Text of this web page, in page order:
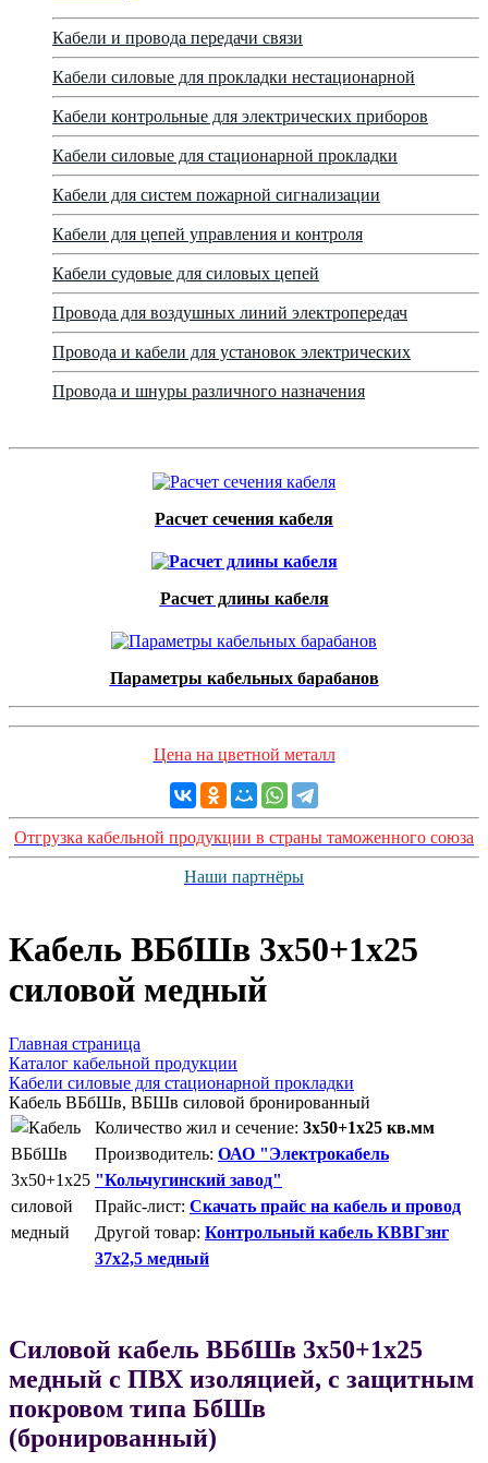
Кабели и провода передачи связи
Кабели силовые для прокладки нестационарной
Кабели контрольные для электрических приборов
Кабели силовые для стационарной прокладки
Кабели для систем пожарной сигнализации
Кабели для цепей управления и контроля
Кабели судовые для силовых цепей
Провода для воздушных линий электропередач
Провода и кабели для установок электрических
Провода и шнуры различного назначения
Расчет сечения кабеля
Расчет длины кабеля
Параметры кабельных барабанов
Цена на цветной металл
Отгрузка кабельной продукции в страны таможенного союза
Наши партнёры
Кабель ВБбШв 3х50+1х25
силовой медный
Главная страница
Каталог кабельной продукции
Кабели силовые для стационарной прокладки
Кабель ВБбШв, ВБШв силовой бронированный
Количество жил и сечение: 3х50+1х25 кв.мм
Производитель: ОАО "Электрокабель
"Кольчугинский завод"
Прайс-лист: Скачать прайс на кабель и провод
Другой товар: Контрольный кабель КВВГзнг
37х2,5 медный
Силовой кабель ВБбШв 3х50+1х25
медный с ПВХ изоляцией, с защитным
покровом типа БбШв
(бронированный)